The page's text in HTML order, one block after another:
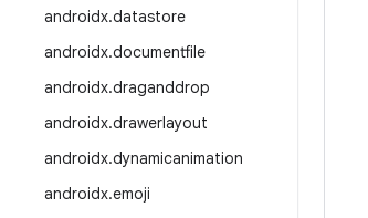
androidx.datastore
androidx.documentfile
androidx.draganddrop
androidx.drawerlayout
androidx.dynamicanimation
androidx.emoji